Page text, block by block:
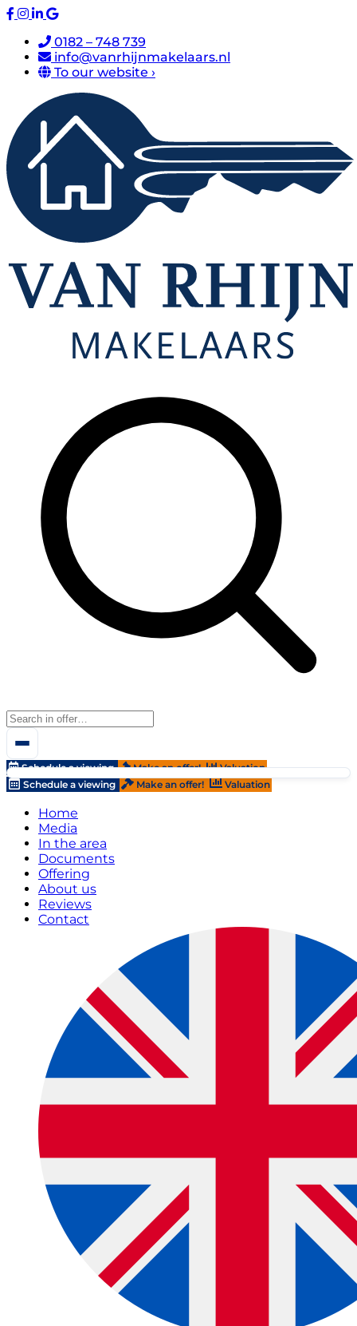
0182 – 748 739
info@vanrhijnmakelaars.nl
To our website ›
Schedule a viewing Make an offer!
Valuation
Schedule a viewing
Make an offer! Valuation
Home
Media
In the area
Documents
Offering
About us
Reviews
Contact